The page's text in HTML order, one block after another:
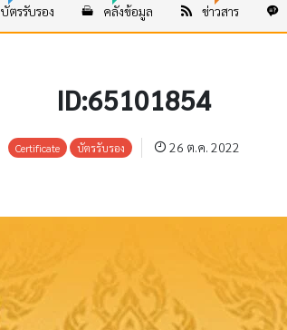
บัตรรับรอง คลังข้อมูล ข่าวสาร
ID:65101854
Certificate บัตรรับรอง 26 ต.ค. 2022